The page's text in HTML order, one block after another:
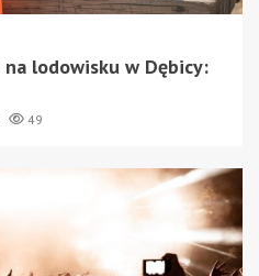
lodowisku w Dębicy:
49